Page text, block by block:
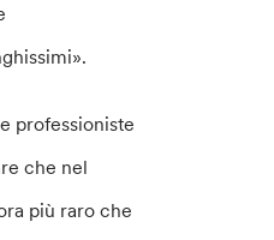
professioniste
che nel
più raro che